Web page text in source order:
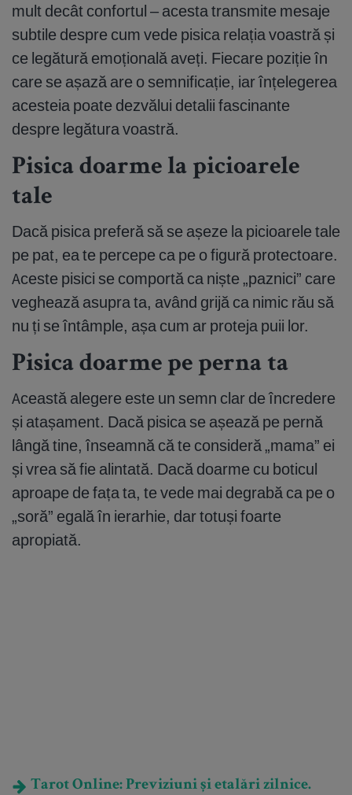
mult decât confortul – acesta transmite mesaje
subtile despre cum vede pisica relația voastră și
ce legătură emoțională aveți. Fiecare poziție în
care se așază are o semnificație, iar înțelegerea
acesteia poate dezvălui detalii fascinante
despre legătura voastră.
Pisica doarme la picioarele
tale
Dacă pisica preferă să se așeze la picioarele tale
pe pat, ea te percepe ca pe o figură protectoare.
Aceste pisici se comportă ca niște „paznici” care
veghează asupra ta, având grijă ca nimic rău să
nu ți se întâmple, așa cum ar proteja puii lor.
Pisica doarme pe perna ta
Această alegere este un semn clar de încredere
și atașament. Dacă pisica se așează pe pernă
lângă tine, înseamnă că te consideră „mama” ei
și vrea să fie alintată. Dacă doarme cu boticul
aproape de fața ta, te vede mai degrabă ca pe o
„soră” egală în ierarhie, dar totuși foarte
apropiată.
Tarot Online: Previziuni și etalări zilnice.